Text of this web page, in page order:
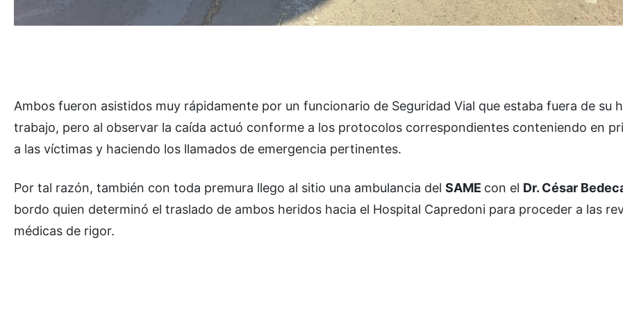
Ambos fueron asistidos muy rápidamente por un funcionario de Seguridad Vial que estaba fuera de su
trabajo, pero al observar la caída actuó conforme a los protocolos correspondientes conteniendo en
a las víctimas y haciendo los llamados de emergencia pertinentes.
Por tal razón, también con toda premura llego al sitio una ambulancia del SAME con el Dr. César
bordo quien determinó el traslado de ambos heridos hacia el Hospital Capredoni para proceder a las
médicas de rigor.